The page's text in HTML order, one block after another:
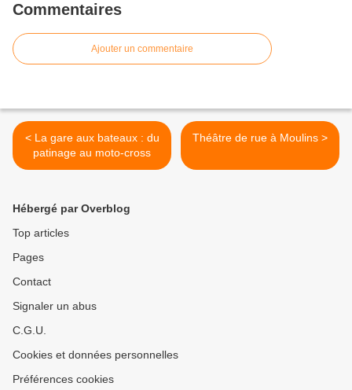
Commentaires
Ajouter un commentaire
< La gare aux bateaux : du
patinage au moto-cross
Théâtre de rue à Moulins >
Hébergé par Overblog
Top articles
Pages
Contact
Signaler un abus
C.G.U.
Cookies et données personnelles
Préférences cookies